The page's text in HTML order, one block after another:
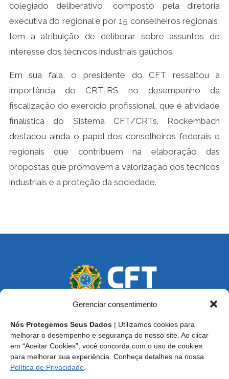
Gerenciar consentimento
Nós Protegemos Seus Dados | Utilizamos cookies para
melhorar o desempenho e segurança do nosso site. Ao clicar
em “Aceitar Cookies”, você concorda com o uso de cookies
para melhorar sua experiência. Conheça detalhes na nossa
Política de Privacidade
colegiado deliberativo, composto pela diretoria
executiva do regional e por 15 conselheiros regionais,
tem a atribuição de deliberar sobre assuntos de
interesse dos técnicos industriais gaúchos.
Em sua fala, o presidente do CFT ressaltou a
importância do CRT-RS no desempenho da
fiscalização do exercício profissional, que é atividade
finalística do Sistema CFT/CRTs. Rockembach
destacou ainda o papel dos conselheiros federais e
regionais que contribuem na elaboração das
propostas que promovem a valorização dos técnicos
industriais e a proteção da sociedade.
Endereço: SCS, Quadra 02, Bloco D, Ed. Oscar Niemeyer,
9º Andar CEP 70.316-900 - Brasília/DF
Central de Atendimento ao Técnico:0800 016-1515